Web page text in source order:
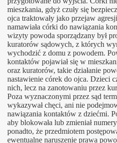
mieszkania, gdyż czuły się
ojca traktowały jako przejaw
namawiała córki do nawiązania
wizyty powoda sporządzany był
kuratorów sądowych, z których
wychodzić z domu z powodem.
kontaktów pojawiał się w
oraz kuratorów, takie działanie
nastawienie córek do ojca. Dzieci
nich, lecz na zanotowaniu przez
Poza wyznaczonymi przez sąd
wykazywał chęci, ani nie
nawiązania kontaktów z dziećmi.
aby blokowała lub zmieniał
ponadto, że przedmiotem
ewentualne naruszenie prawa
pomoc dla maturzystów
pytanie